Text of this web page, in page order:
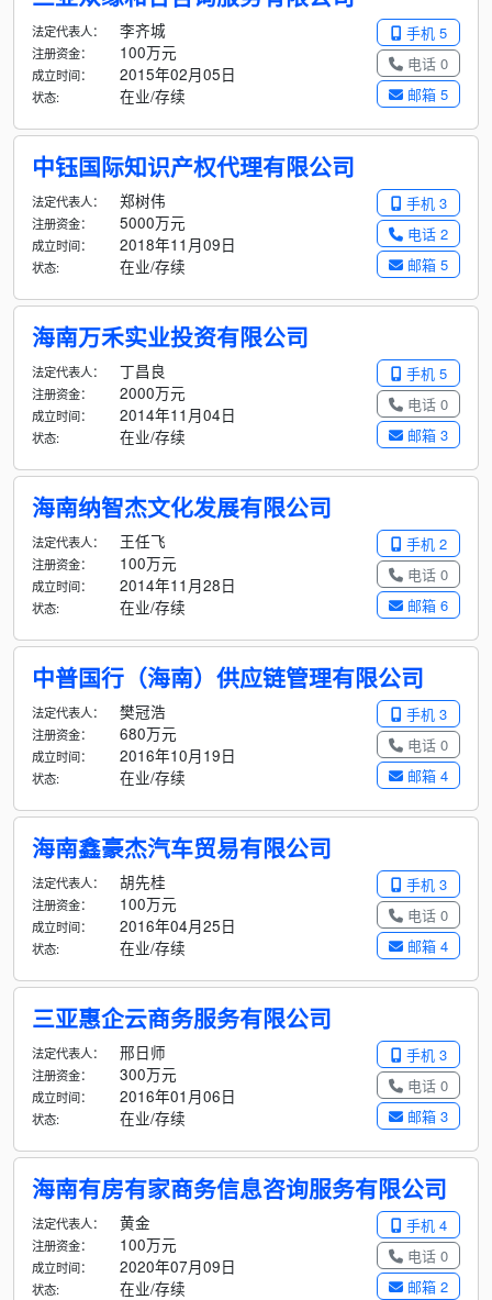
手机 5
电话 0
邮箱 5
法定代表人： 李齐城
注册资金： 100万元
成立时间： 2015年02月05日
状态: 在业/存续
中钰国际知识产权代理有限公司
手机 3
电话 2
邮箱 5
法定代表人： 郑树伟
注册资金： 5000万元
成立时间： 2018年11月09日
状态: 在业/存续
海南万禾实业投资有限公司
手机 5
电话 0
邮箱 3
法定代表人： 丁昌良
注册资金： 2000万元
成立时间： 2014年11月04日
状态: 在业/存续
海南纳智杰文化发展有限公司
手机 2
电话 0
邮箱 6
法定代表人： 王任飞
注册资金： 100万元
成立时间： 2014年11月28日
状态: 在业/存续
中普国行（海南）供应链管理有限公司
手机 3
电话 0
邮箱 4
法定代表人： 樊冠浩
注册资金： 680万元
成立时间： 2016年10月19日
状态: 在业/存续
海南鑫豪杰汽车贸易有限公司
手机 3
电话 0
邮箱 4
法定代表人： 胡先桂
注册资金： 100万元
成立时间： 2016年04月25日
状态: 在业/存续
三亚惠企云商务服务有限公司
手机 3
电话 0
邮箱 3
法定代表人： 邢日师
注册资金： 300万元
成立时间： 2016年01月06日
状态: 在业/存续
海南有房有家商务信息咨询服务有限公司
手机 4
电话 0
邮箱 2
法定代表人： 黄金
注册资金： 100万元
成立时间： 2020年07月09日
状态: 在业/存续